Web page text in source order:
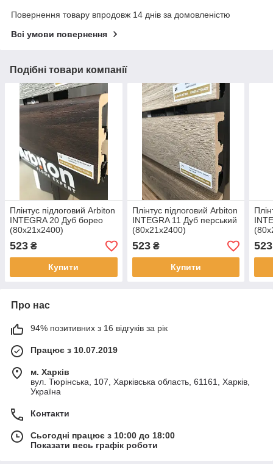
Повернення товару впродовж 14 днів за домовленістю
Всі умови повернення
Подібні товари компанії
Плінтус підлоговий Arbiton
INTEGRA 20 Дуб борео
(80x21x2400)
523 ₴
Купити
Плінтус підлоговий Arbiton
INTEGRA 11 Дуб перський
(80x21x2400)
523₴
Купити
523
Про нас
94% позитивних з 16 відгуків за рік
Працює з 10.07.2019
м. Харків
вул. Тюрінська, 107, Харківська область, 61161, Харків,
Україна
Контакти
Сьогодні працює з 10:00 до 18:00
Показати весь графік роботи